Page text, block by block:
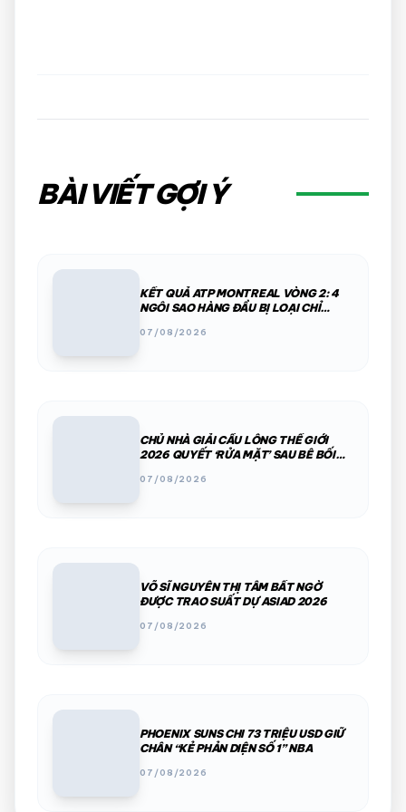
BÀI VIẾT GỢI Ý
KẾT QUẢ ATP MONTREAL VÒNG 2: 4
NGÔI SAO HÀNG ĐẦU BỊ LOẠI CHỈ
07/08/2026
CHỦ NHÀ GIẢI CẦU LÔNG THẾ GIỚI
2026 QUYẾT ‘RỬA MẶT’ SAU BÊ BỐI
07/08/2026
VÕ SĨ NGUYỄN THỊ TÂM BẤT NGỜ
ĐƯỢC TRAO SUẤT DỰ ASIAD 2026
07/08/2026
PHOENIX SUNS CHI 73 TRIỆU USD GIỮ
CHÂN “KẺ PHẢN DIỆN SỐ 1” NBA
07/08/2026